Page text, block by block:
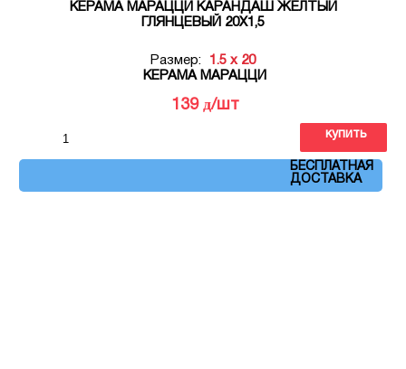
КЕРАМА МАРАЦЦИ КАРАНДАШ ЖЕЛТЫЙ
ГЛЯНЦЕВЫЙ 20Х1,5
Размер:
1.5 x 20
КЕРАМА МАРАЦЦИ
139 д/шт
БЕСПЛАТНАЯ
ДОСТАВКА
купить